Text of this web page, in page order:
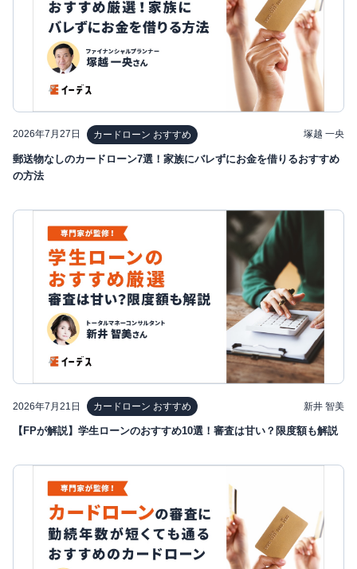
2026年7月27日 カードローン おすすめ 塚越 一央
郵送物なしのカードローン7選！家族にバレずにお金を借りるおすすめ
の方法
2026年7月21日 カードローン おすすめ 新井 智美
【FPが解説】学生ローンのおすすめ10選！審査は甘い？限度額も解説